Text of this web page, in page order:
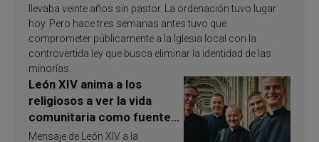
llevaba veinte años sin pastor. La ordenación tuvo lugar
hoy. Pero hace tres semanas antes tuvo que
comprometer públicamente a la Iglesia local con la
controvertida ley que busca eliminar la identidad de las
minorías.
León XIV anima a los
religiosos a ver la vida
comunitaria como fuente
de inspiración y
Mensaje de León XIV a la